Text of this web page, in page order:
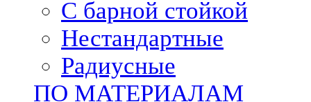
С барной стойкой
Нестандартные
Радиусные
ПО МАТЕРИАЛАМ